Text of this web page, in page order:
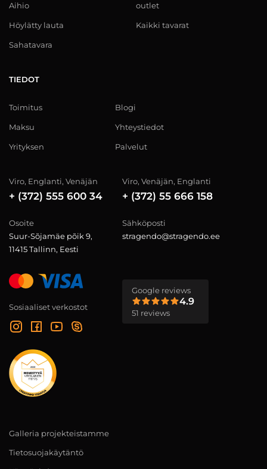
Aihio
Höylätty lauta
Sahatavara
outlet
Kaikki tavarat
TIEDOT
Toimitus
Maksu
Yrityksen
Blogi
Yhteystiedot
Palvelut
Viro, Englanti, Venäjän
+ (372) 555 600 34
Viro, Venäjän, Englanti
+ (372) 55 666 158
Osoite
Suur-Sõjamäe põik 9,
11415 Tallinn, Eesti
Sähköposti
stragendo@stragendo.ee
Sosiaaliset verkostot
Google reviews
4.9
51 reviews
Galleria projekteistamme
Tietosuojakäytäntö